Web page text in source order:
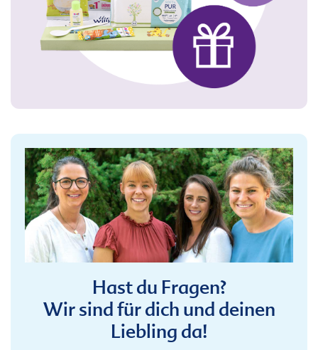
Hast du Fragen?
Wir sind für dich und deinen
Liebling da!